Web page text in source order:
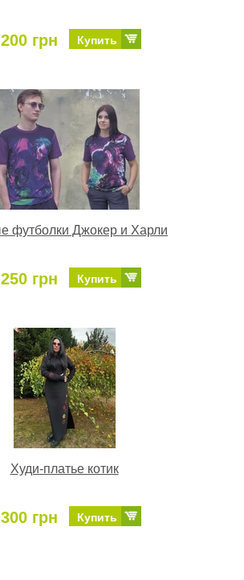
грн Купить
футболки Джокер и Харли
грн Купить
Худи-платье котик
грн Купить